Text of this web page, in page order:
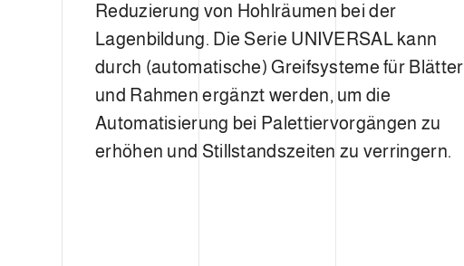
Reduzierung von Hohlräumen bei der
Lagenbildung. Die Serie UNIVERSAL kann
durch (automatische) Greifsysteme für Blätter
und Rahmen ergänzt werden, um die
Automatisierung bei Palettiervorgängen zu
erhöhen und Stillstandszeiten zu verringern.